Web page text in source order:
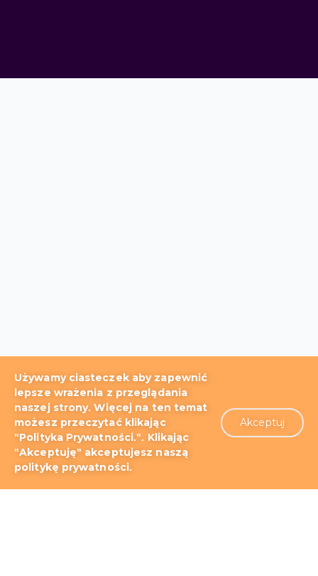
Blog Dokumentacja i tutoriale
Wsparcie techniczne
Używamy ciasteczek aby zapewnić
lepsze wrażenia z przeglądania
naszej strony. Więcej na ten temat
możesz przeczytać klikając
"Polityka Prywatności.". Klikając
"Akceptuję" akceptujesz naszą
politykę prywatności.
Akceptuj